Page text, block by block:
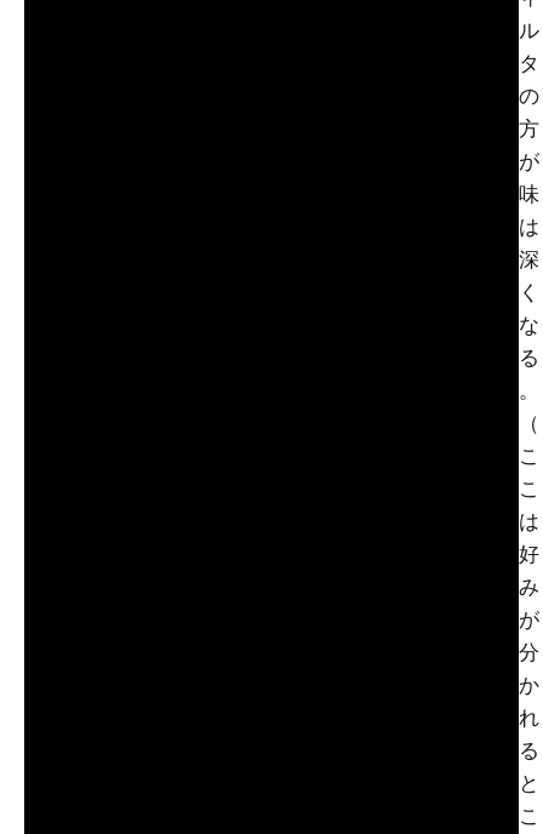
ル
タ
の
方
が
味
は
深
く
な
る
。
（
こ
こ
は
好
み
が
分
か
れ
る
と
こ